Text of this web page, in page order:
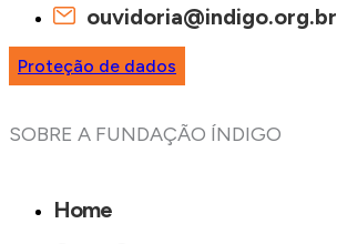
ouvidoria@indigo.org.br
Proteção de dados
SOBRE A FUNDAÇÃO ÍNDIGO
Home